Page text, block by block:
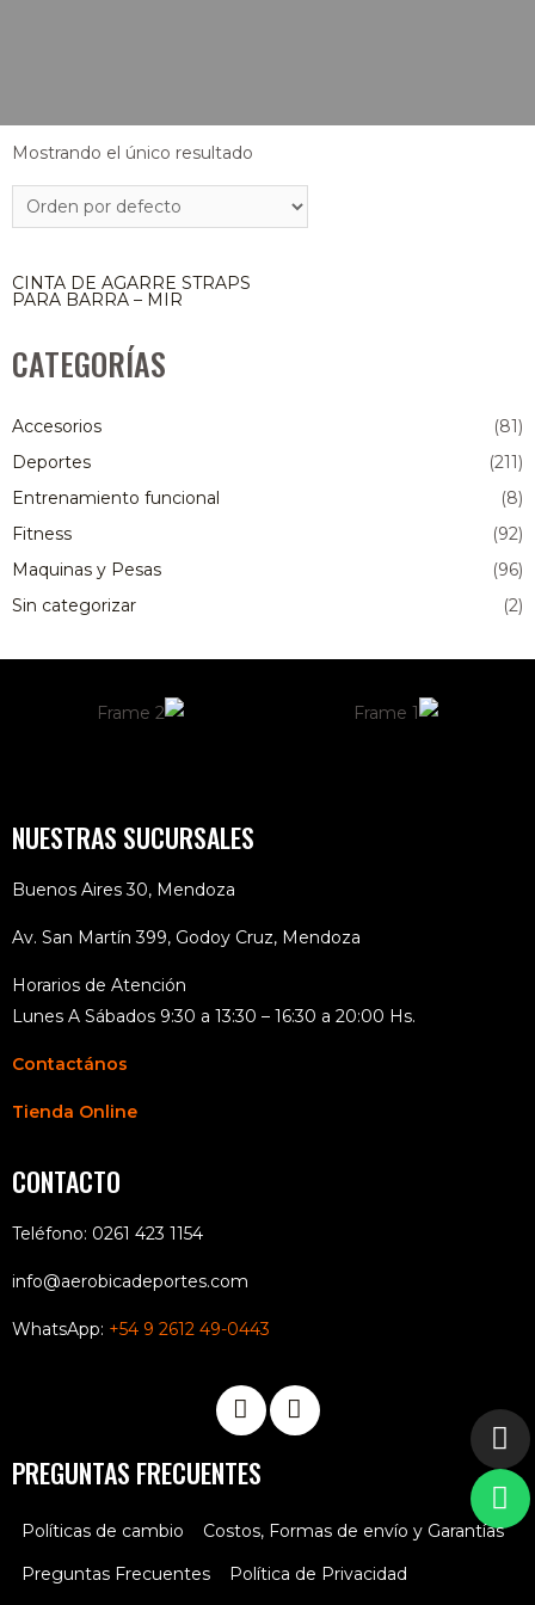
CATEGORÍAS
Accesorios
(81)
Deportes
(211)
Entrenamiento funcional
(8)
Fitness
(92)
Maquinas y Pesas
(96)
Sin categorizar
(2)
Mostrando el único resultado
CINTA DE AGARRE STRAPS
PARA BARRA – MIR
NUESTRAS SUCURSALES
Buenos Aires 30, Mendoza
Av. San Martín 399, Godoy Cruz, Mendoza
Horarios de Atención
Lunes A Sábados 9:30 a 13:30 – 16:30 a 20:00 Hs.
Contactános
Tienda Online
CONTACTO
Teléfono: 0261 423 1154
info@aerobicadeportes.com
WhatsApp: +54 9 2612 49-0443
PREGUNTAS FRECUENTES
Políticas de cambio
Costos, Formas de envío y Garantías
Preguntas Frecuentes
Política de Privacidad